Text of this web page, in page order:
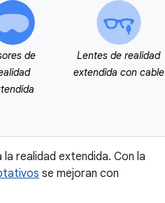
de
Lentes de realidad
extendida con cable
realidad extendida. Con la
se mejoran con